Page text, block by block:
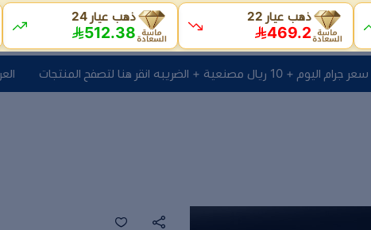
الضريبه انقر هنا لتصفح المنتجات العرض الأقوى
ذهب عيار 22
469.2
ذهب عيار 24
512.38